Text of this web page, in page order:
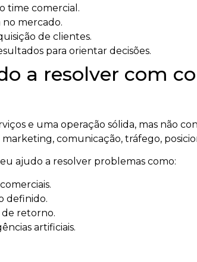
time comercial.
mercado.
de clientes.
para orientar decisões.
a resolver com
e uma operação sólida, mas não
comunicação, tráfego,
eu ajudo a resolver problemas como:
definido.
de retorno.
artificiais.